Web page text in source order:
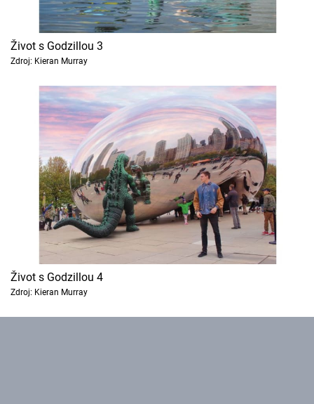
Život s Godzillou 3
Zdroj: Kieran Murray
Život s Godzillou 4
Zdroj: Kieran Murray